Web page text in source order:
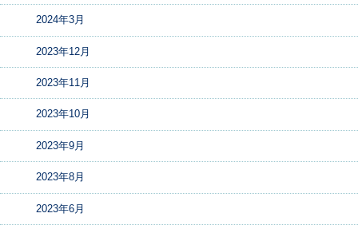
2024年3月
2023年12月
2023年11月
2023年10月
2023年9月
2023年8月
2023年6月